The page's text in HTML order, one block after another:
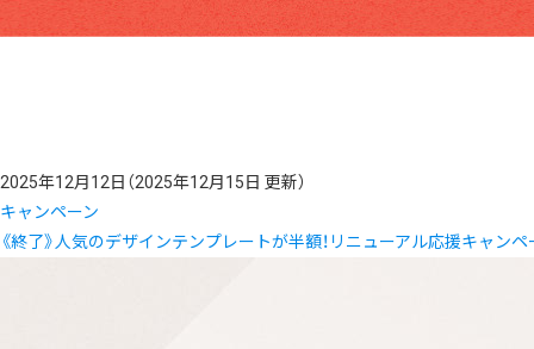
2025年12月12日 （2025年12月15日 更新）
キャンペーン
《終了》人気のデザインテンプレートが半額！リニューアル応援キャンペ